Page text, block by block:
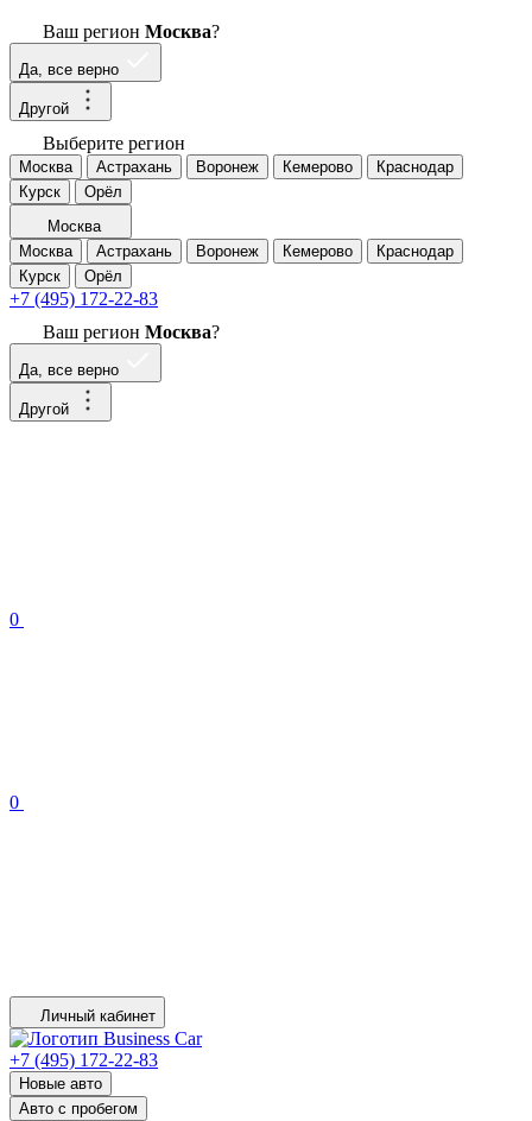
Ваш регион Москва?
Да, все верно
Другой
Выберите регион
Москва Астрахань Воронеж Кемерово
Краснодар
Курск
Орёл
Москва
Москва
Астрахань Воронеж Кемерово
Краснодар
Курск
Орёл
+7 (495) 172-22-83
Ваш регион Москва?
Да, все верно
Другой
0
0
Личный кабинет
+7 (495) 172-22-83
Новые авто
Авто с пробегом